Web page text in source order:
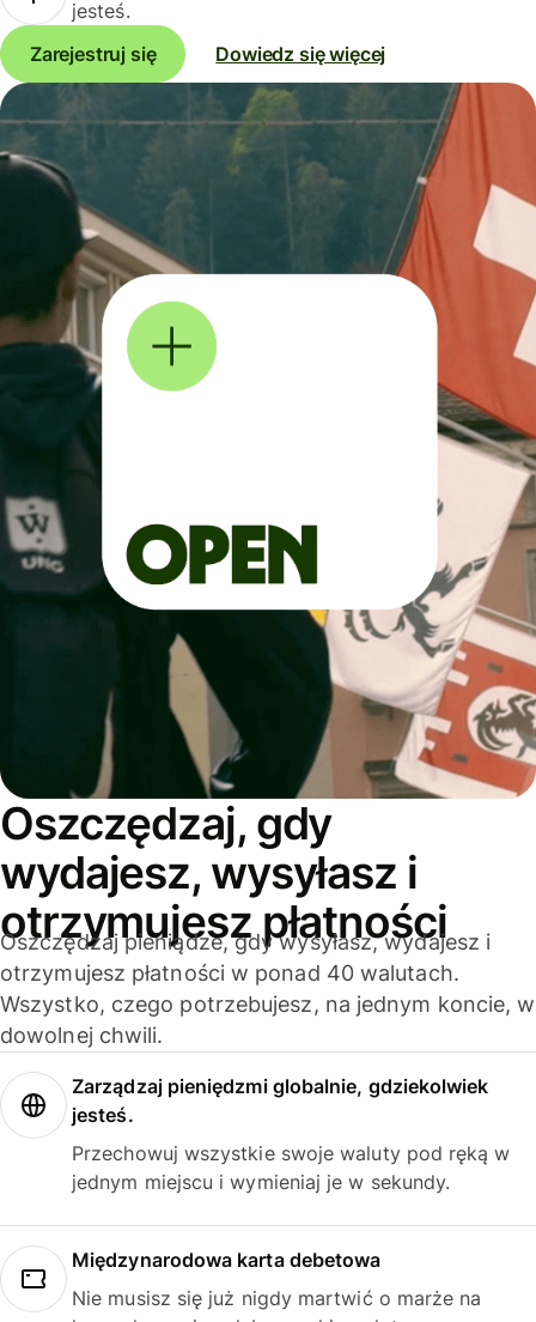
jesteś.
Zarejestruj się
Dowiedz się więcej
Oszczędzaj, gdy
wydajesz, wysyłasz i
otrzymujesz płatności
Oszczędzaj pieniądze, gdy wysyłasz, wydajesz i
otrzymujesz płatności w ponad 40 walutach.
Wszystko, czego potrzebujesz, na jednym koncie, w
dowolnej chwili.
Zarządzaj pieniędzmi globalnie, gdziekolwiek
jesteś.
Przechowuj wszystkie swoje waluty pod ręką w
jednym miejscu i wymieniaj je w sekundy.
Międzynarodowa karta debetowa
Nie musisz się już nigdy martwić o marże na